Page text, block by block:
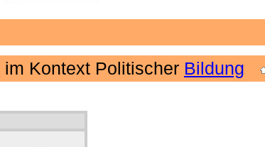
im Kontext Politischer Bildung